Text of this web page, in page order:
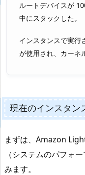
ルートデバイスが
中にスタックした。
インスタンスで実行
が使用され、カーネ
現在のインスタン
まずは、Amazon
（システムのパフォ
みます。